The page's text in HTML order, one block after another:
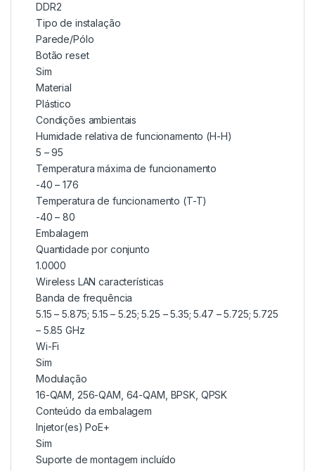
DDR2
Tipo de instalação
Parede/Pólo
Botão reset
Sim
Material
Plástico
Condições ambientais
Humidade relativa de funcionamento (H-H)
5 – 95
Temperatura máxima de funcionamento
-40 – 176
Temperatura de funcionamento (T-T)
-40 – 80
Embalagem
Quantidade por conjunto
1.0000
Wireless LAN características
Banda de frequência
5.15 – 5.875; 5.15 – 5.25; 5.25 – 5.35; 5.47 – 5.725; 5.725
– 5.85 GHz
Wi-Fi
Sim
Modulação
16-QAM, 256-QAM, 64-QAM, BPSK, QPSK
Conteúdo da embalagem
Injetor(es) PoE+
Sim
Suporte de montagem incluído